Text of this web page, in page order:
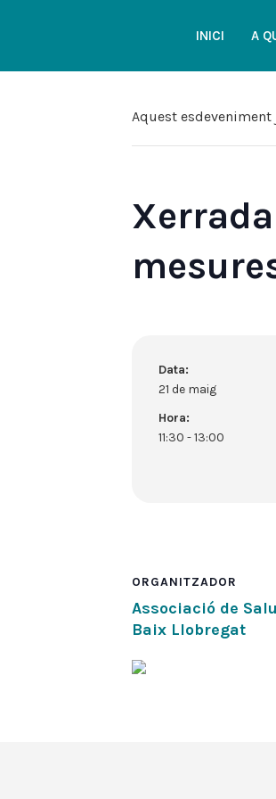
INICI A
Aquest esdeveniment
Data:
21 de maig
Hora:
11:30 - 13:00
ORGANITZADOR
Associació de
Baix Llobregat